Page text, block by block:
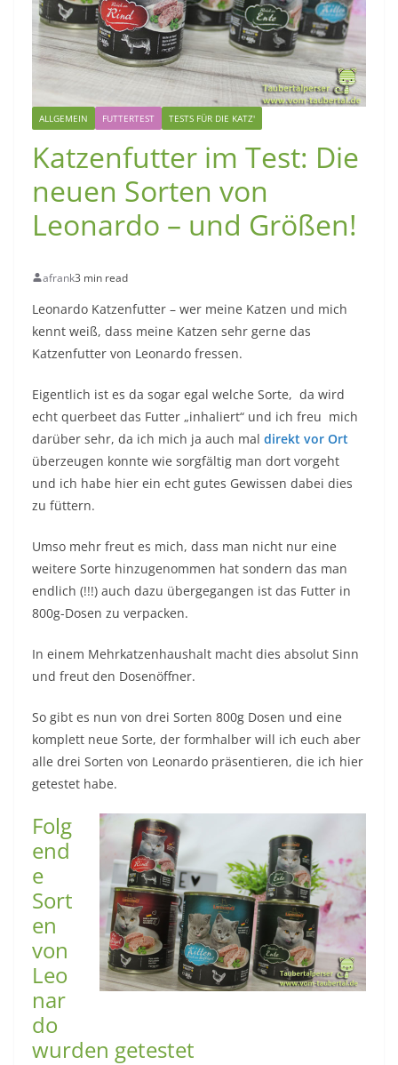
ALLGEMEIN FUTTERTEST TESTS FÜR DIE KATZ'
Katzenfutter im Test: Die
neuen Sorten von
Leonardo – und Größen!
afrank3 min read
Leonardo Katzenfutter – wer meine Katzen und mich
kennt weiß, dass meine Katzen sehr gerne das
Katzenfutter von Leonardo fressen.
Eigentlich ist es da sogar egal welche Sorte, da wird
echt querbeet das Futter „inhaliert“ und ich freu mich
darüber sehr, da ich mich ja auch mal direkt vor Ort
überzeugen konnte wie sorgfältig man dort vorgeht
und ich habe hier ein echt gutes Gewissen dabei dies
zu füttern.
Umso mehr freut es mich, dass man nicht nur eine
weitere Sorte hinzugenommen hat sondern das man
endlich (!!!) auch dazu übergegangen ist das Futter in
800g-Dosen zu verpacken.
In einem Mehrkatzenhaushalt macht dies absolut Sinn
und freut den Dosenöffner.
So gibt es nun von drei Sorten 800g Dosen und eine
komplett neue Sorte, der formhalber will ich euch aber
alle drei Sorten von Leonardo präsentieren, die ich hier
getestet habe.
Folg
end
e
Sort
en
von
Leo
nar
do
wurden getestet